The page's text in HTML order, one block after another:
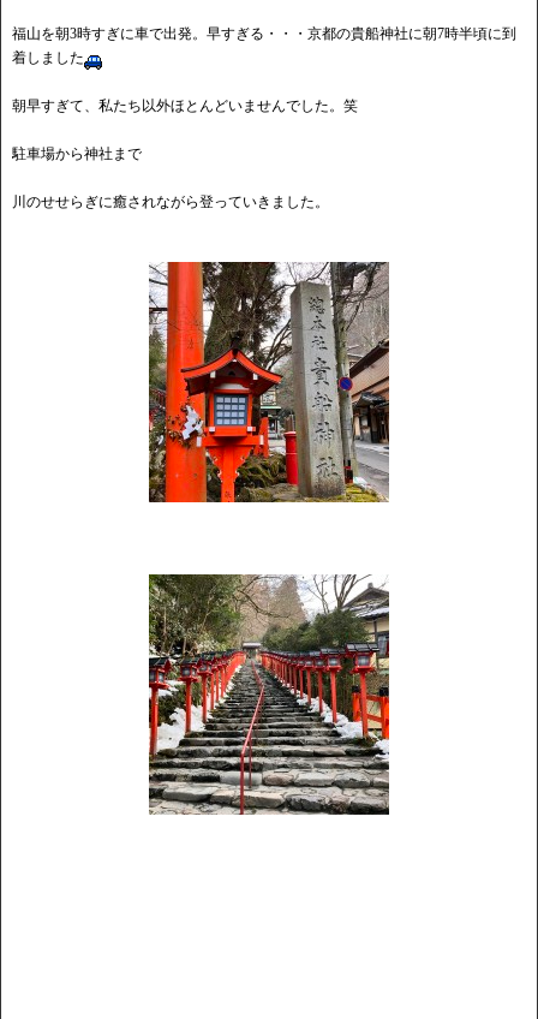
福山を朝3時すぎに車で出発。早すぎる・・・京都の貴船神社に朝7時半頃に到
着しました
朝早すぎて、私たち以外ほとんどいませんでした。笑
駐車場から神社まで
川のせせらぎに癒されながら登っていきました。